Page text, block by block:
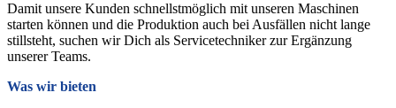
Damit unsere Kunden schnellstmöglich mit unseren Maschinen
starten können und die Produktion auch bei Ausfällen nicht lange
stillsteht, suchen wir Dich als Servicetechniker zur Ergänzung
unserer Teams.
Was wir bieten